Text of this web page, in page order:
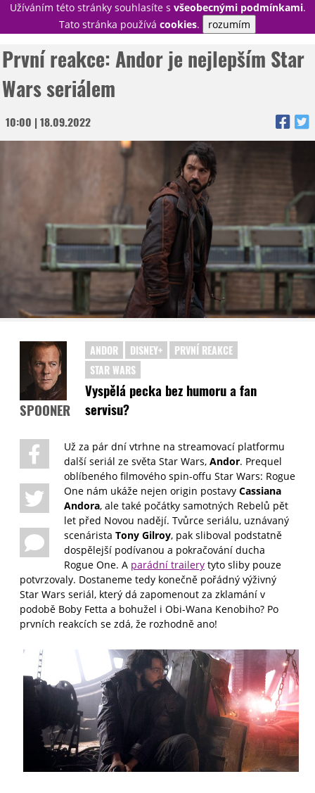
Užíváním této stránky souhlasíte s všeobecnými podmínkami.
Tato stránka používá cookies. rozumím
PŘIHLÁSIT
TÉMATA
DISKUZE
STATISTIKY
TIRÁŽ
První reakce: Andor je nejlepším Star
Wars seriálem
10:00 | 18.09.2022
SPOONER
ANDOR DISNEY+
PRVNÍ REAKCE
STAR WARS
Vyspělá pecka bez humoru a fan
servisu?
Už za pár dní vtrhne na streamovací platformu
další seriál ze světa Star Wars, Andor. Prequel
oblíbeného filmového spin-offu Star Wars: Rogue
One nám ukáže nejen origin postavy Cassiana
Andora, ale také počátky samotných Rebelů pět
let před Novou nadějí. Tvůrce seriálu, uznávaný
scenárista Tony Gilroy, pak sliboval podstatně
dospělejší podívanou a pokračování ducha
Rogue One. A parádní trailery tyto sliby pouze
potvrzovaly. Dostaneme tedy konečně pořádný výživný
Star Wars seriál, který dá zapomenout za zklamání v
podobě Boby Fetta a bohužel i Obi-Wana Kenobiho? Po
prvních reakcích se zdá, že rozhodně ano!